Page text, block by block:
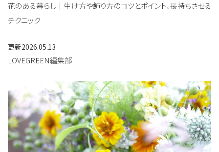
花のある暮らし｜生け方や飾り方のコツとポイント、長持ちさせる
テクニック
更新2026.05.13
LOVEGREEN編集部